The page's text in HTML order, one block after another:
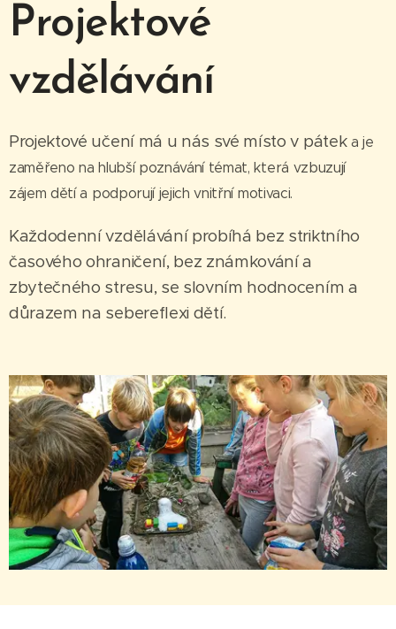
Projektové
vzdělávání
Projektové učení má u nás své místo v pátek a je
zaměřeno na hlubší poznávání témat, která vzbuzují
zájem dětí a podporují jejich vnitřní motivaci.
Každodenní vzdělávání probíhá bez striktního
časového ohraničení, bez známkování a
zbytečného stresu, se slovním hodnocením a
důrazem na sebereflexi dětí.